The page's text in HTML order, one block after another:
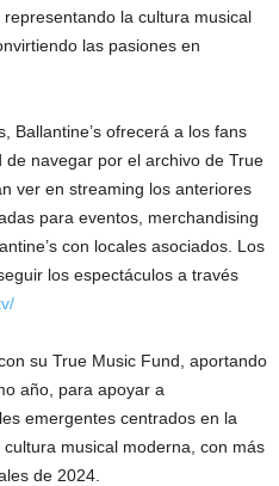
la cultura musical
las pasiones en
Ballantine’s ofrecerá a los fans
navegar por el archivo de True
ver en streaming los anteriores
para eventos, merchandising
con locales asociados. Los
los espectáculos a través
su True Music Fund, aportando
año, para apoyar a
emergentes centrados en la
musical moderna, con más
de 2024.